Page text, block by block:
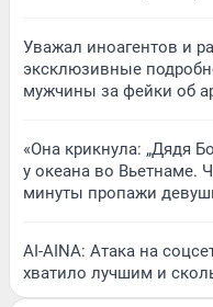
Уважал иноагентов и
эксклюзивные
мужчины за фейки об
«Она крикнула: „Дядя
у океана во Вьетнаме.
минуты пропажи
AI-AINA: Атака на
хватило лучшим и